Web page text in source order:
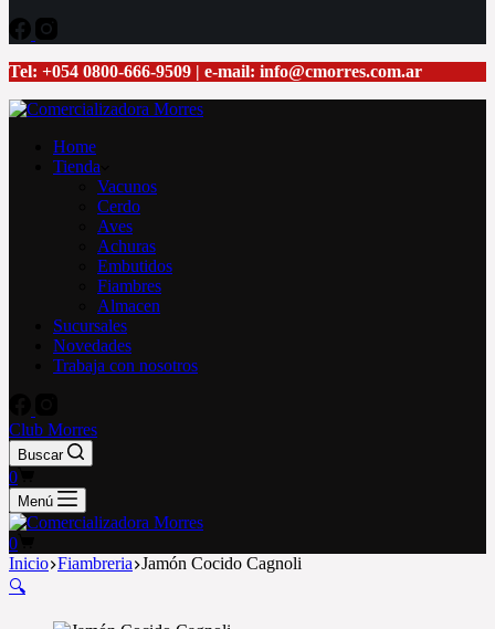
Tel: +054 0800-666-9509 | e-mail: info@cmorres.com.ar
Home
Tienda
Vacunos
Cerdo
Aves
Achuras
Embutidos
Fiambres
Almacen
Sucursales
Novedades
Trabaja con nosotros
Club Morres
Buscar
Carro
de
compra
0
Menú
Carro
de
compra
0
Inicio Fiambreria Jamón Cocido Cagnoli
🔍